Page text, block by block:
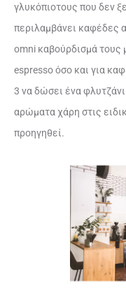
γλυκόπιοτους που δεν
περιλαμβάνει καφέδες
omni καβούρδισμά τους
espresso όσο και για
3 να δώσει ένα
αρώματα χάρη στις
προηγηθεί.